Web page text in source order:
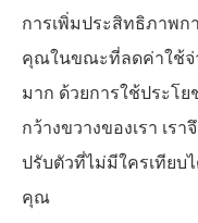
การเพิ่มประสิทธิภาพก
คุณในขณะที่ลดค่าใช้จ่
มาก ด้วยการใช้ประโ
กว้างขวางของเรา เร
ปรับตัวที่ไม่มีใครเทียบ
คุณ